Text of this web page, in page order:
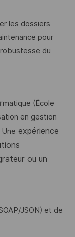
les dossiers
pour
du
(École
en gestion
expérience
ou un
JSON) et de